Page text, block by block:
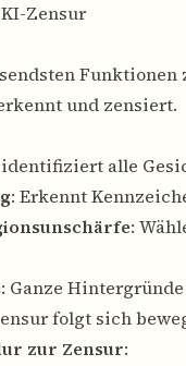
KI-Zensur
und zensiert.
identifiziert alle
: Erkennt
:
: Ganze
folgt sich
zur Zensur: